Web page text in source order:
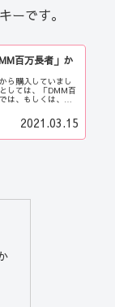
ーです。
百万長者」か
ら購入していまし
しては、「DMM百
は、もしくは、い
、「当たるんで
く同じです。 両者
をオートレースの
百万長者」は当
ンプン。 まぁ、ど
2021.03.15